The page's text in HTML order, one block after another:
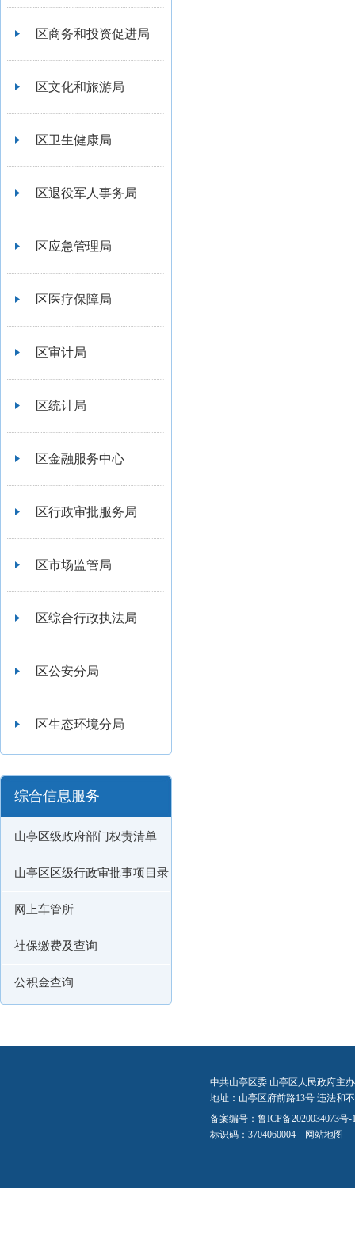
区商务和投资促进局
区文化和旅游局
区卫生健康局
区退役军人事务局
区应急管理局
区医疗保障局
区审计局
区统计局
区金融服务中心
区行政审批服务局
区市场监管局
区综合行政执法局
区公安分局
区生态环境分局
综合信息服务
山亭区级政府部门权责清单
山亭区区级行政审批事项目录
网上车管所
社保缴费及查询
公积金查询
中共山亭区委 山亭区人民政府主
地址：山亭区府前路13号 违法和
备案编号： 鲁ICP备2020034073号-
标识码：3704060004 网站地图